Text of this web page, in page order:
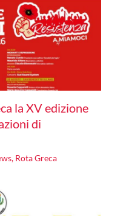
la XV edizione
di
, Rota Greca